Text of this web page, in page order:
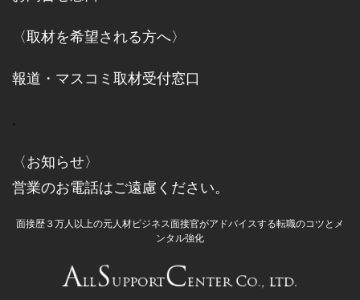
〈取材を希望される方へ〉
報道・マスコミ取材受付窓口
.
〈お知らせ〉
営業のお電話はご遠慮ください。
面接歴３万人以上の元人材ビジネス面接官がアドバイスする転職のコツとメ
ンタル強化